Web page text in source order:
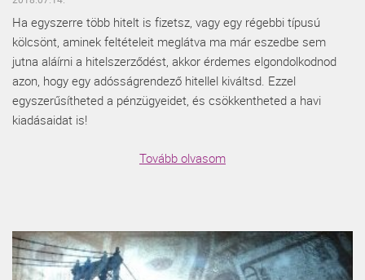
Ha egyszerre több hitelt is fizetsz, vagy egy régebbi típusú
kölcsönt, aminek feltételeit meglátva ma már eszedbe sem
jutna aláírni a hitelszerződést, akkor érdemes elgondolkodnod
azon, hogy egy adósságrendező hitellel kiváltsd. Ezzel
egyszerűsítheted a pénzügyeidet, és csökkentheted a havi
kiadásaidat is!
Tovább olvasom